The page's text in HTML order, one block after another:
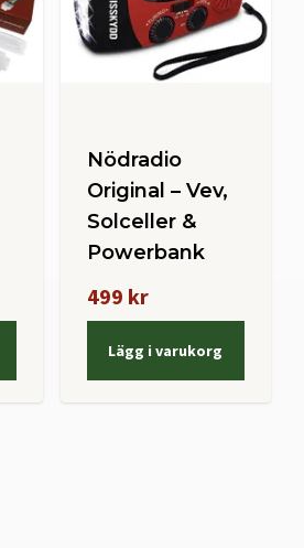
Nödradio
Original – Vev,
Solceller &
Powerbank
499 kr
Lägg i varukorg